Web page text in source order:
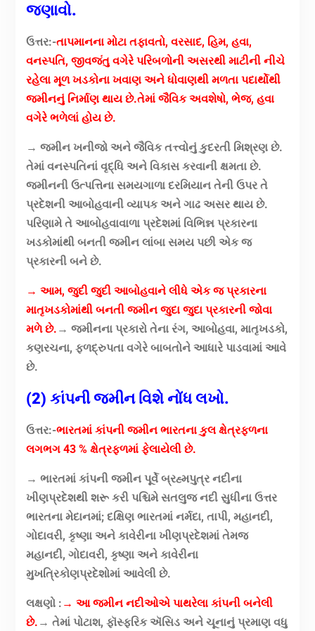
જણાવો.
ઉત્તર:-તાપમાનના મોટા તફાવતો, વરસાદ, હિમ, હવા,
વનસ્પતિ, જીવજંતુ વગેરે પરિબળોની અસરથી માટીની નીચે
રહેલા મૂળ ખડકોના ખવાણ અને ધોવાણથી મળતા પદાર્થોથી
જમીનનું નિર્માણ થાય છે.તેમાં જૈવિક અવશેષો, ભેજ, હવા
વગેરે ભળેલાં હોય છે.
→ જમીન ખનીજો અને જૈવિક તત્ત્વોનું કુદરતી મિશ્રણ છે.
તેમાં વનસ્પતિનાં વૃદ્ધિ અને વિકાસ કરવાની ક્ષમતા છે.
જમીનની ઉત્પત્તિના સમયગાળા દરમિયાન તેની ઉપર તે
પ્રદેશની આબોહવાની વ્યાપક અને ગાઢ અસર થાય છે.
પરિણામે તે આબોહવાવાળા પ્રદેશમાં વિભિન્ન પ્રકારના
ખડકોમાંથી બનતી જમીન લાંબા સમય પછી એક જ
પ્રકારની બને છે.
→ આમ, જુદી જુદી આબોહવાને લીધે એક જ પ્રકારના
માતૃખડકોમાંથી બનતી જમીન જુદા જુદા પ્રકારની જોવા
મળે છે. → જમીનના પ્રકારો તેના રંગ, આબોહવા, માતૃખડકો,
કણરચના, ફળદ્રુપતા વગેરે બાબતોને આધારે પાડવામાં આવે
છે.
(2) કાંપની જમીન વિશે નોંધ લખો.
ઉત્તર:-ભારતમાં કાંપની જમીન ભારતના કુલ ક્ષેત્રફળના
લગભગ 43 % ક્ષેત્રફળમાં ફેલાયેલી છે.
→ ભારતમાં કાંપની જમીન પૂર્વે બ્રહ્મપુત્ર નદીના
ખીણપ્રદેશથી શરૂ કરી પશ્ચિમે સતલુજ નદી સુધીના ઉત્તર
ભારતના મેદાનમાં; દક્ષિણ ભારતમાં નર્મદા, તાપી, મહાનદી,
ગોદાવરી, કૃષ્ણા અને કાવેરીના ખીણપ્રદેશમાં તેમજ
મહાનદી, ગોદાવરી, કૃષ્ણા અને કાવેરીના
મુખત્રિકોણપ્રદેશોમાં આવેલી છે.
લક્ષણો : → આ જમીન નદીઓએ પાથરેલા કાંપની બનેલી
છે. → તેમાં પોટાશ, ફૉસ્ફરિક ઍસિડ અને ચૂનાનું પ્રમાણ વધુ